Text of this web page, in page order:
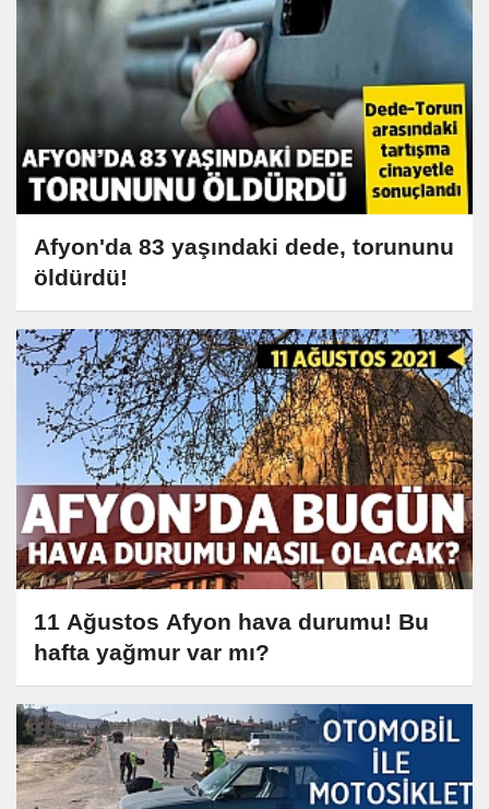
Afyon'da 83 yaşındaki dede, torununu
öldürdü!
11 Ağustos Afyon hava durumu! Bu
hafta yağmur var mı?